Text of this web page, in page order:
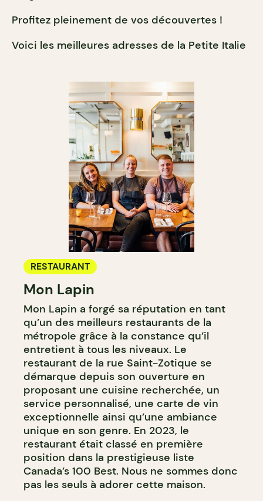
Profitez pleinement de vos découvertes !
Voici les meilleures adresses de la Petite Italie
RESTAURANT
Mon Lapin
Mon Lapin a forgé sa réputation en tant
qu’un des meilleurs restaurants de la
métropole grâce à la constance qu’il
entretient à tous les niveaux. Le
restaurant de la rue Saint-Zotique se
démarque depuis son ouverture en
proposant une cuisine recherchée, un
service personnalisé, une carte de vin
exceptionnelle ainsi qu’une ambiance
unique en son genre. En 2023, le
restaurant était classé en première
position dans la prestigieuse liste
Canada’s 100 Best. Nous ne sommes donc
pas les seuls à adorer cette maison.